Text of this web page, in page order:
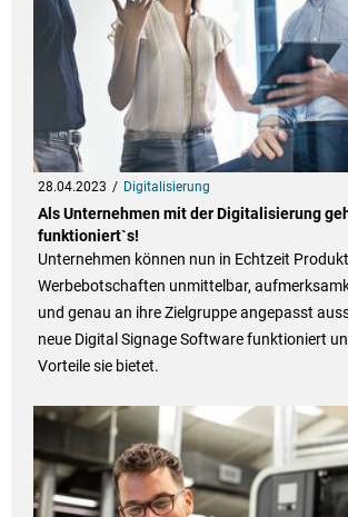
28.04.2023 Digitalisierung
Als Unternehmen mit der Digitalisierung
funktioniert`s!
Unternehmen können nun in Echtzeit
Werbebotschaften unmittelbar,
und genau an ihre Zielgruppe angepasst
neue Digital Signage Software funktioniert
Vorteile sie bietet.